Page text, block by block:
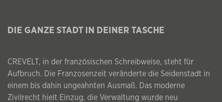
DIE GANZE STADT IN DEINER TASCHE
CREVELT, in der französischen Schreibweise, steht für
Aufbruch. Die Franzosenzeit veränderte die Seidenstadt in
einem bis dahin ungeahnten Ausmaß. Das moderne
Zivilrecht hielt Einzug, die Verwaltung wurde neu